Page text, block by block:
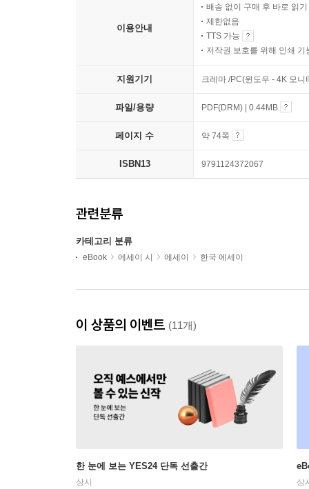
이용안내
배송 없이 구매 후 바로 읽기
제한없음
TTS 가능
저작권 보호를 위해 인쇄 기
지원기기 크레마 /PC(윈도우 - 4K 모
파일/용량 PDF(DRM) | 0.44MB
페이지 수 약 74쪽
ISBN13 9791124372067
관련분류
카테고리 분류
eBook 에세이 시 에세이 한국 에세이
이 상품의 이벤트 (11개)
한 눈에 보는 YES24 단독 선출간
상시 상